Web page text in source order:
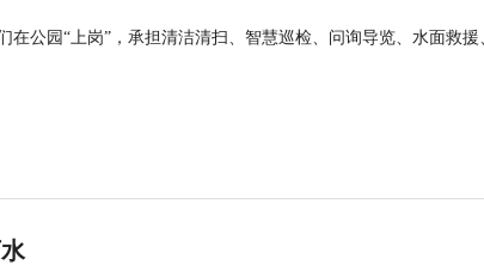
在公园“上岗”，承担清洁清扫、智慧巡检、问询导览、水面救援